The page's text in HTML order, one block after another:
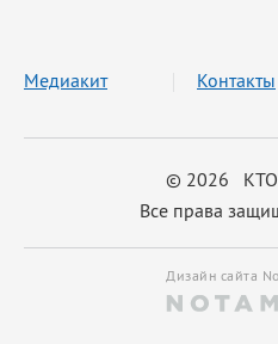
© 2026
Все права
Медиакит Контакты
Дизайн сайта